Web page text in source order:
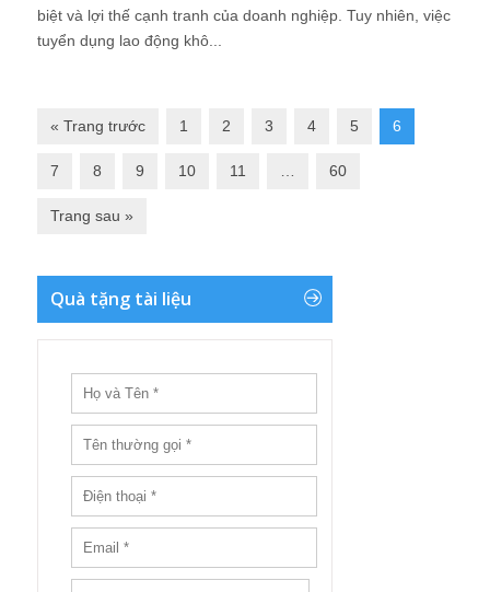
biệt và lợi thế cạnh tranh của doanh nghiệp. Tuy nhiên, việc
tuyển dụng lao động khô...
« Trang trước 1 2 3 4 5 6
7 8 9 10 11 60
Trang sau »
Quà tặng tài liệu